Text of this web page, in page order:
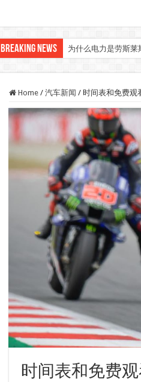
Breaking News 为什么电力是劳斯莱
Home / 汽车新闻 / 时间表和免费观
时间表和免费观